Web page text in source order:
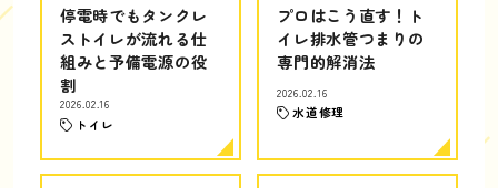
停電時でもタンクレ
ストイレが流れる仕
組みと予備電源の役
割
2026.02.16
トイレ
プロはこう直す！ト
イレ排水管つまりの
専門的解消法
2026.02.16
水道修理